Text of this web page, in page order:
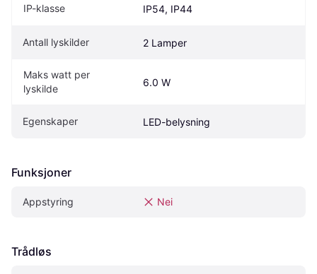
IP-klasse IP54, IP44
Antall lyskilder 2 Lamper
Maks watt per
lyskilde
6.0 W
Egenskaper LED-belysning
Funksjoner
Appstyring Nei
Trådløs